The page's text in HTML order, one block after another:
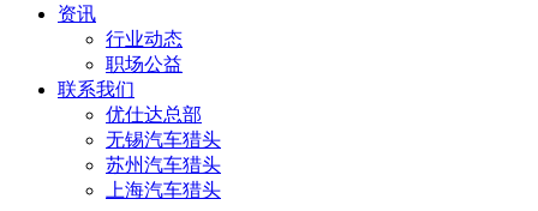
资讯
行业动态
职场公益
联系我们
优仕达总部
无锡汽车猎头
苏州汽车猎头
上海汽车猎头